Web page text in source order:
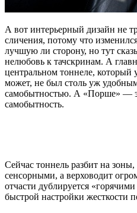
А вот интерьерный дизайн не
сличения, потому что
лучшую ли сторону, но тут
нелюбовь к тачскринам. А
центральном тоннеле, который
может, не был столь уж
самобытностью. А «Порше» —
самобытность.
Сейчас тоннель разбит на
сенсорными, а верховодит
отчасти дублируется
быстрой настройки жесткости